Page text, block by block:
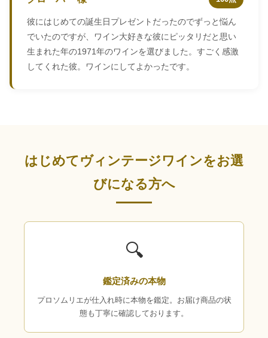
彼にはじめての誕生日プレゼントだったのでずっと悩ん
でいたのですが、ワイン大好きな彼にピッタリだと思い
生まれた年の1971年のワインを選びました。すごく感激
してくれた彼。ワインにしてよかったです。
はじめてヴィンテージワインをお選
びになる方へ
🔍
鑑定済みの本物
プロソムリエが仕入れ時に本物を鑑定。お届け商品の状
態も丁寧に確認しております。